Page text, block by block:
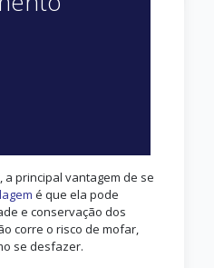
a principal vantagem de se
é que ela pode
e conservação dos
corre o risco de mofar,
se desfazer.